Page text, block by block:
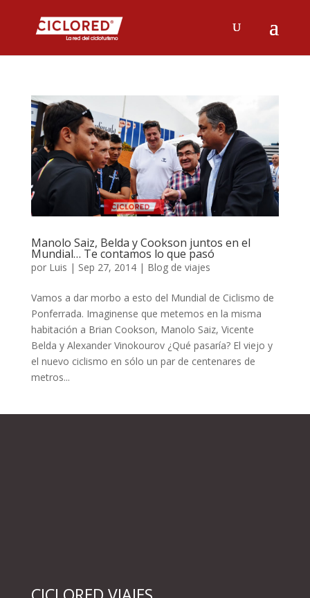
Manolo Saiz, Belda y Cookson juntos en el
Mundial… Te contamos lo que pasó
por Luis | Sep 27, 2014| Blog de viajes
Vamos a dar morbo a esto del Mundial de Ciclismo de
Ponferrada. Imaginense que metemos en la misma
habitación a Brian Cookson, Manolo Saiz, Vicente
Belda y Alexander Vinokourov ¿Qué pasaría? El viejo y
el nuevo ciclismo en sólo un par de centenares de
metros...